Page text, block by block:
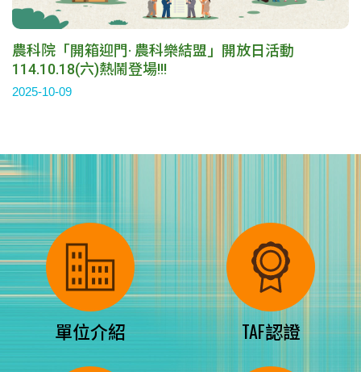
農科院「開箱迎門· 農科樂結盟」開放日活動
114.10.18(六)熱鬧登場!!!
2025-10-09
單位介紹 TAF認證